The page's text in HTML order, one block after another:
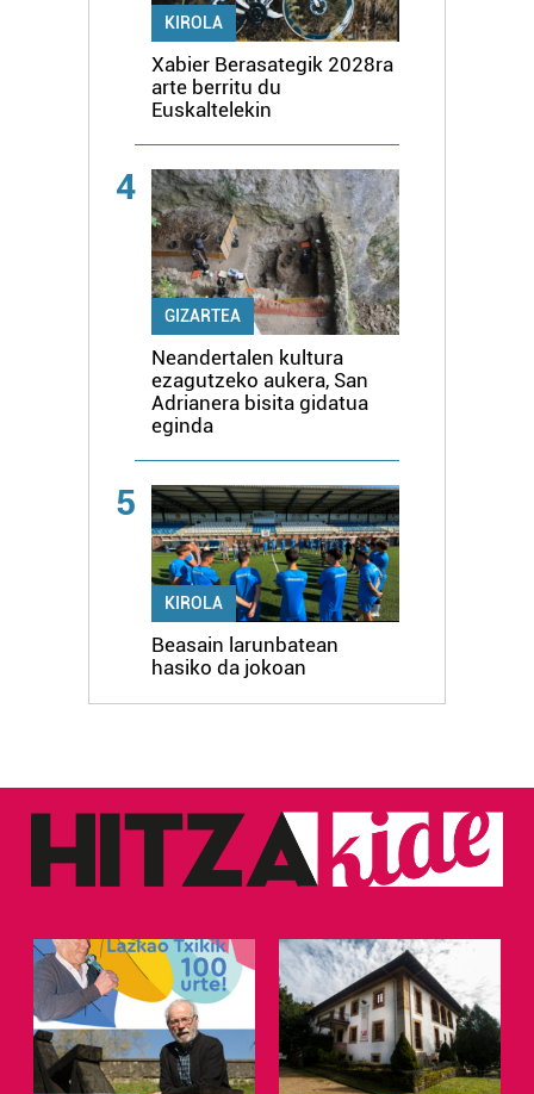
KIROLA
Xabier Berasategik 2028ra
arte berritu du
Euskaltelekin
4
GIZARTEA
Neandertalen kultura
ezagutzeko aukera, San
Adrianera bisita gidatua
eginda
5
KIROLA
Beasain larunbatean
hasiko da jokoan